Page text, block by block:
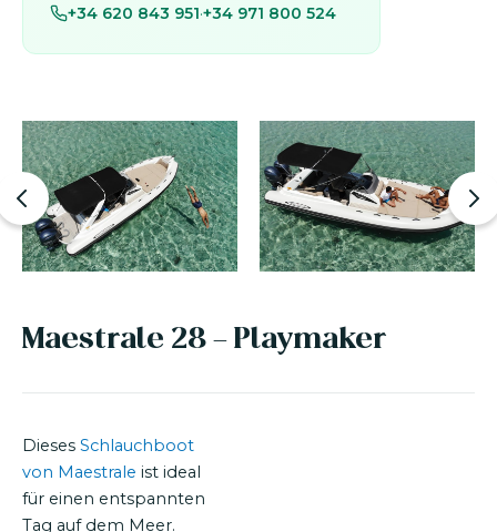
+34 620 843 951·+34 971 800 524
Maestrale 28 - Playmaker
Dieses Schlauchboot
von Maestrale ist ideal
für einen entspannten
Tag auf dem Meer.